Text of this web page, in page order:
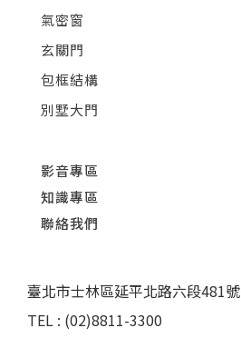
氣密窗
玄關門
包框結構
別墅大門
影音專區
知識專區
聯絡我們
臺北市士林區延平北路六段481號
TEL : (02)8811-3300